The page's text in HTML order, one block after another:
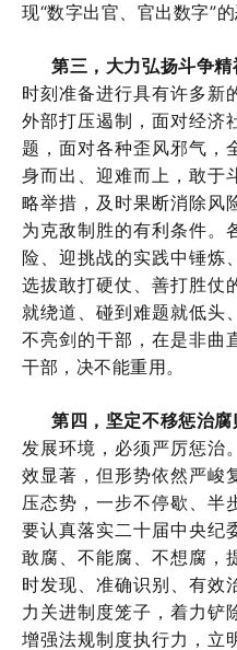
现“数字出官、官出数字”的
第三，大力弘扬斗争精
时刻准备进行具有许多新
外部打压遏制，面对经济
题，面对各种歪风邪气，
身而出、迎难而上，敢于
略举措，及时果断消除风
为克敌制胜的有利条件。
险、迎挑战的实践中锤炼
选拔敢打硬仗、善打胜仗
就绕道、碰到难题就低头
不亮剑的干部，在是非曲
干部，决不能重用。
第四，坚定不移惩治腐
发展环境，必须严厉惩治
效显著，但形势依然严峻
压态势，一步不停歇、半
要认真落实二十届中央纪
敢腐、不能腐、不想腐，
时发现、准确识别、有效
力关进制度笼子，着力铲
增强法规制度执行力，立